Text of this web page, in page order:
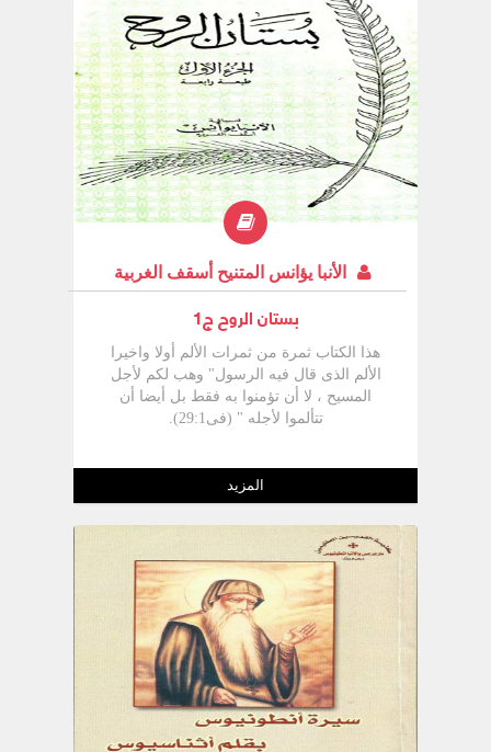
الأنبا يؤانس المتنيح أسقف الغربية
بستان الروح ج1
هذا الكتاب ثمرة من ثمرات الألم أولا واخيرا
الألم الذى قال فيه الرسول" وهب لكم لأجل
المسيح ، لا أن تؤمنوا به فقط بل أيضا أن
تتألموا لأجله " (فى29:1).
المزيد